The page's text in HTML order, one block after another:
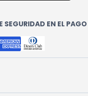
SEGURIDAD EN EL PAGO